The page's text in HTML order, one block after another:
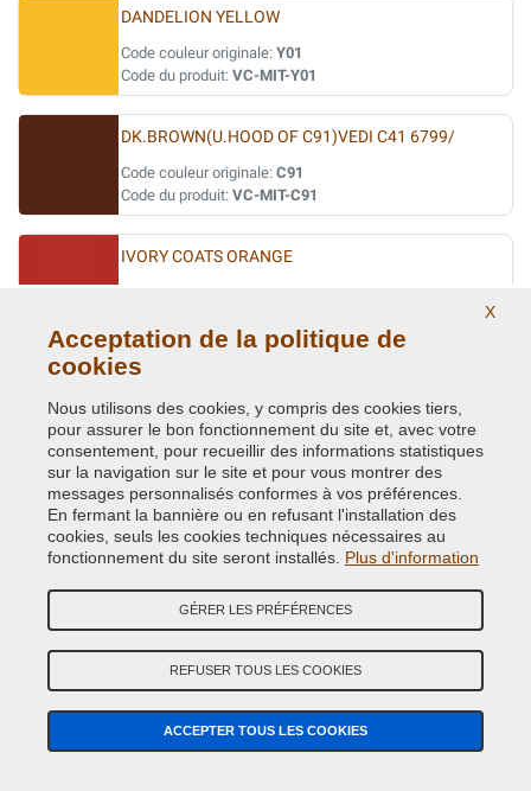
DANDELION YELLOW
Code couleur originale: Y01
Code du produit: VC-MIT-Y01
DK.BROWN(U.HOOD OF C91)VEDI C41 6799/
Code couleur originale: C91
Code du produit: VC-MIT-C91
IVORY COATS ORANGE
LAMPBLACK
Code couleur originale:X94
Code du produit:VC-MIT-X94
MONACO RED
Code couleur originale:R82
Code du produit:VC-MIT-R82
MORSEL GREEN
Code couleur originale:G49
Code du produit: VC-MIT-G49
NEW WHITE
X
Acceptation de la politique de
cookies
Nous utilisons des cookies, y compris des cookies tiers,
pour assurer le bon fonctionnement du site et, avec votre
consentement, pour recueillir des informations statistiques
sur la navigation sur le site et pour vous montrer des
messages personnalisés conformes à vos préférences.
En fermant la bannière ou en refusant l'installation des
cookies, seuls les cookies techniques nécessaires au
fonctionnement du site seront installés. Plus d'information
GÉRER LES PRÉFÉRENCES
REFUSER TOUS LES COOKIES
ACCEPTER TOUS LES COOKIES